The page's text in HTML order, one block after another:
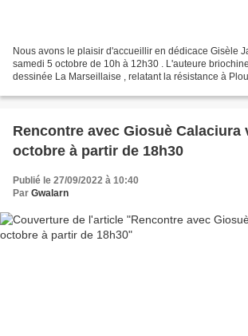
Nous avons le plaisir d'accueillir en dédicace Gisèle
samedi 5 octobre de 10h à 12h30 . L'auteure
dessinée La Marseillaise , relatant la résistance à
Rencontre avec Giosuè Calaciura
octobre à partir de 18h30
Publié le 27/09/2022 à 10:40
Par Gwalarn